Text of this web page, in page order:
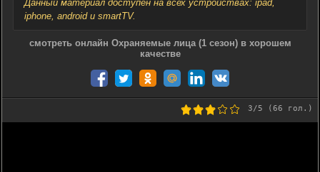
Данный материал доступен на всех устройствах: ipad,
iphone, android и smartTV.
смотреть онлайн Охраняемые лица (1 сезон) в хорошем
качестве
3/5 (66 гол.)